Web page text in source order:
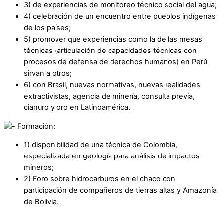
3) de experiencias de monitoreo técnico social del agua;
4) celebración de un encuentro entre pueblos indígenas
de los países;
5) promover que experiencias como la de las mesas
técnicas (articulación de capacidades técnicas con
procesos de defensa de derechos humanos) en Perú
sirvan a otros;
6) con Brasil, nuevas normativas, nuevas realidades
extractivistas, agencia de minería, consulta previa,
cianuro y oro en Latinoamérica.
Formación:
1) disponibilidad de una técnica de Colombia,
especializada en geología para análisis de impactos
mineros;
2) Foro sobre hidrocarburos en el chaco con
participación de compañeros de tierras altas y Amazonía
de Bolivia.